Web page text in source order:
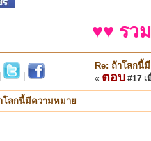
♥♥ รว
Re: ถ้าโลกนี้
« ตอบ #17 เ
โลกนี้มีความหมาย